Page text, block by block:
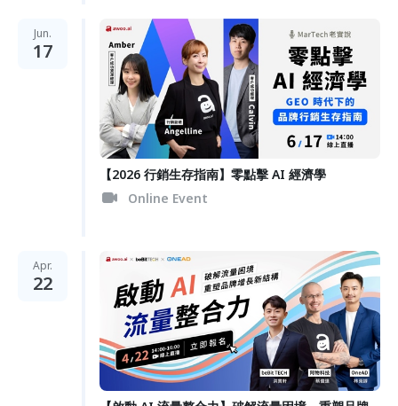
Jun.
17
【2026 行銷生存指南】零點擊 AI 經濟學
Online Event
Apr.
22